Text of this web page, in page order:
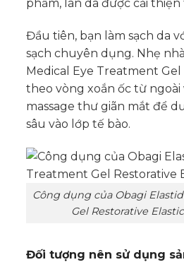
phẩm, làn da được cải
Đầu tiên, bạn làm sạch da
sạch chuyên dụng. Nhẹ
Medical Eye Treatment
theo vòng xoắn ốc từ
massage thư giãn mắt để
sâu vào lớp tế bào.
Công dụng của Obagi
Gel Restorative
Đối tượng nên sử dụng